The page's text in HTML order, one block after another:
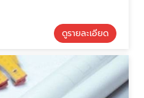
ดูรายละเอียด